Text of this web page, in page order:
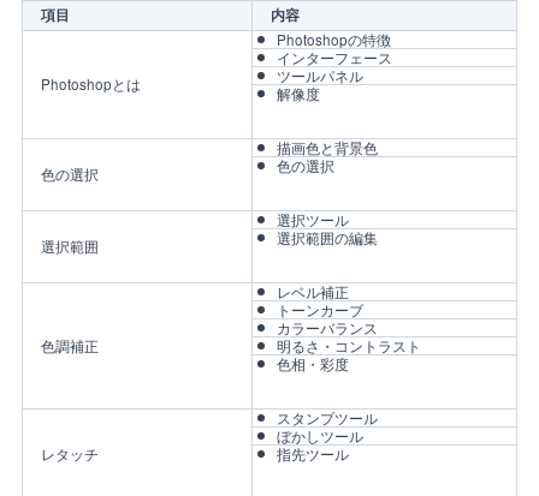
項目 内容
Photoshopとは
Photoshopの特徴
インターフェース
ツールパネル
解像度
色の選択
描画色と背景色
色の選択
選択範囲
選択ツール
選択範囲の編集
色調補正
レベル補正
トーンカーブ
カラーバランス
明るさ・コントラスト
色相・彩度
レタッチ
スタンプツール
ぼかしツール
指先ツール